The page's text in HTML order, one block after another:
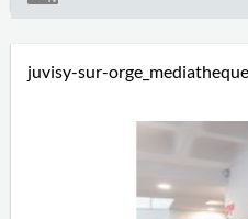
juvisy-sur-